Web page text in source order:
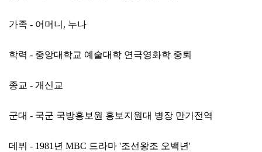
가족 - 어머니, 누나
학력 - 중앙대학교 예술대학 연극영화학 중퇴
종교 - 개신교
군대 - 국군 국방홍보원 홍보지원대 병장 만기전역
데뷔 - 1981년 MBC 드라마 '조선왕조 오백년'